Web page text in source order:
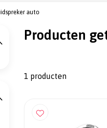
auto
Producten
1 producten